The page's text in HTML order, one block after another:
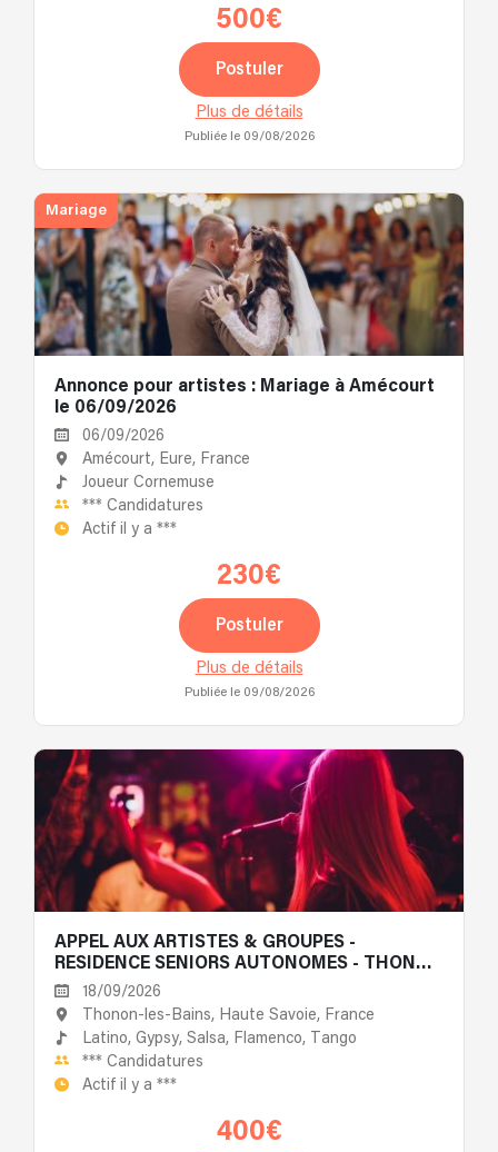
500€
Postuler
Plus de détails
Publiée le 09/08/2026
Mariage
Annonce pour artistes : Mariage à Amécourt
le 06/09/2026
06/09/2026
Amécourt, Eure, France
Joueur Cornemuse
*** Candidatures
Actif il y a ***
230€
Postuler
Plus de détails
Publiée le 09/08/2026
APPEL AUX ARTISTES & GROUPES -
RESIDENCE SENIORS AUTONOMES - THONON
LES BAINS 74
18/09/2026
Thonon-les-Bains, Haute Savoie, France
Latino, Gypsy, Salsa, Flamenco,
Tango
*** Candidatures
Actif il y a ***
400€